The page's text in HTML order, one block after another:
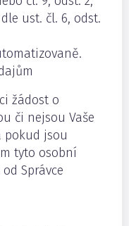
ust. čl. 6, odst.
žádost o
či nejsou Vaše
pokud jsou
tyto osobní
Správce